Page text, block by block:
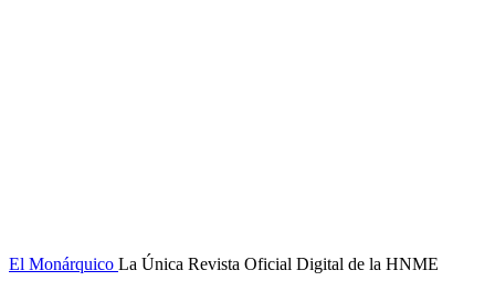
El Monárquico La Única Revista Oficial Digital de la HNME